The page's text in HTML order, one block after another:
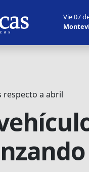
Vie 07
respecto a abril